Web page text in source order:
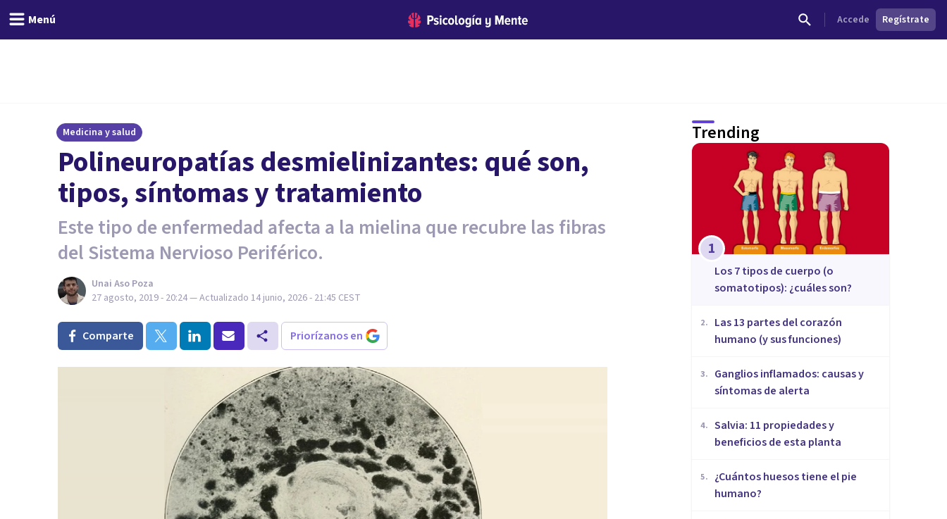
Menú Accede Regístrate
Medicina y salud
Polineuropatías desmielinizantes: qué son,
tipos, síntomas y tratamiento
Este tipo de enfermedad afecta a la mielina que recubre las fibras
del Sistema Nervioso Periférico.
Unai Aso Poza
27 agosto, 2019 - 20:24— Actualizado 14 junio, 2026 - 21:45 CEST
Comparte Priorízanos en
Trending
1
​Los 7 tipos de cuerpo (o
somatotipos): ¿cuáles son?
2.
Las 13 partes del corazón
humano (y sus funciones)
3.
Ganglios inflamados: causas y
síntomas de alerta
4. Salvia: 11 propiedades y
beneficios de esta planta
5.
¿Cuántos huesos tiene el pie
humano?